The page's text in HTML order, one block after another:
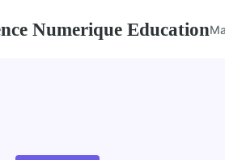
Numerique Education